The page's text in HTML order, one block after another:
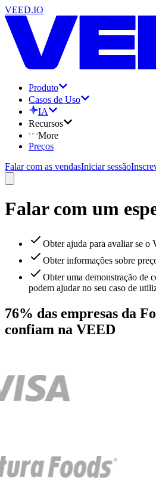
VEED.IO
Produto
Casos de Uso
IA
Recursos
More
Preços
Falar com as vendasIniciar sessão
Falar com um
Obter ajuda para avaliar se o
Obter informações sobre
Obter uma demonstração de
podem ajudar no seu caso de
76% das empresas da
confiam na VEED